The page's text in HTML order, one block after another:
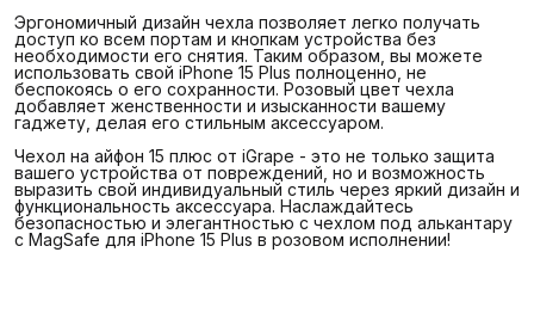
Эргономичный дизайн чехла позволяет легко получать
доступ ко всем портам и кнопкам устройства без
необходимости его снятия. Таким образом, вы можете
использовать свой iPhone 15 Plus полноценно, не
беспокоясь о его сохранности. Розовый цвет чехла
добавляет женственности и изысканности вашему
гаджету, делая его стильным аксессуаром.
Чехол на айфон 15 плюс от iGrape - это не только защита
вашего устройства от повреждений, но и возможность
выразить свой индивидуальный стиль через яркий дизайн и
функциональность аксессуара. Наслаждайтесь
безопасностью и элегантностью с чехлом под алькантару
с MagSafe для iPhone 15 Plus в розовом исполнении!